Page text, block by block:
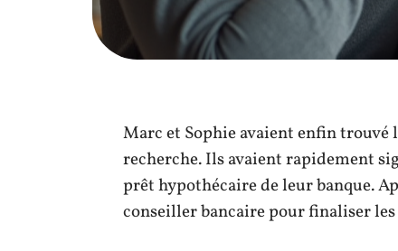
Marc et Sophie avaient enfin trouvé
recherche. Ils avaient rapidement
prêt hypothécaire de leur banque.
conseiller bancaire pour finaliser